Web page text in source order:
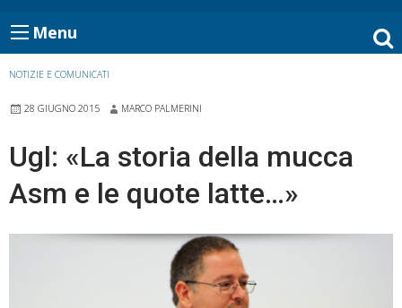
Menu
NOTIZIE E COMUNICATI
28 GIUGNO 2015 MARCO PALMERINI
Ugl: «La storia della mucca
Asm e le quote latte…»